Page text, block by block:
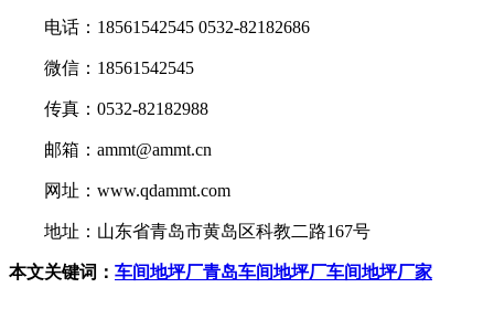
电话：18561542545 0532-82182686
微信：18561542545
传真：0532-82182988
邮箱：ammt@ammt.cn
网址：www.qdammt.com
地址：山东省青岛市黄岛区科教二路167号
本文关键词： 车间地坪厂青岛车间地坪厂车间地坪厂家